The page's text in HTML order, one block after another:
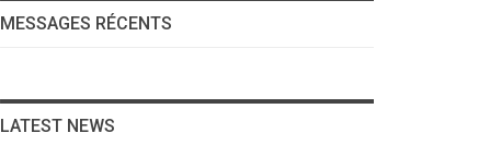
MESSAGES RÉCENTS
LATEST NEWS